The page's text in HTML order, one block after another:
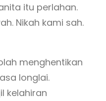
itu perlahan.
Nikah kami sah.
menghentikan
longlai.
kelahiran